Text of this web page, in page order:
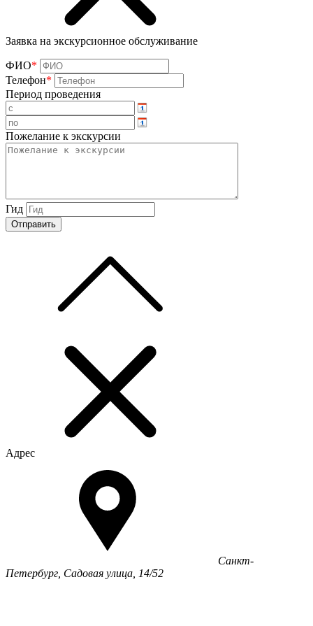
Заявка на экскурсионное обслуживание
ФИО*
Телефон*
Период проведения
Пожелание к экскурсии
Гид
Адрес
Санкт-
Петербург, Садовая улица, 14/52